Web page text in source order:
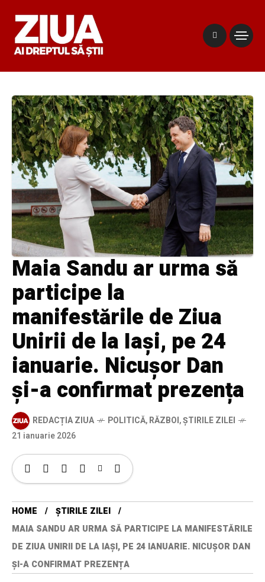
Maia Sandu ar urma să
participe la
manifestările de Ziua
Unirii de la Iași, pe 24
ianuarie. Nicușor Dan
și-a confirmat prezența
REDACȚIA ZIUA POLITICĂ,RĂZBOI,ȘTIRILE ZILEI
21 ianuarie 2026
HOME
ȘTIRILE ZILEI
MAIA SANDU AR URMA SĂ PARTICIPE LA MANIFESTĂRILE
DE ZIUA UNIRII DE LA IAȘI, PE 24 IANUARIE. NICUȘOR DAN
ȘI-A CONFIRMAT PREZENȚA